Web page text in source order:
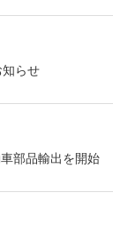
らせ
部品輸出を開始